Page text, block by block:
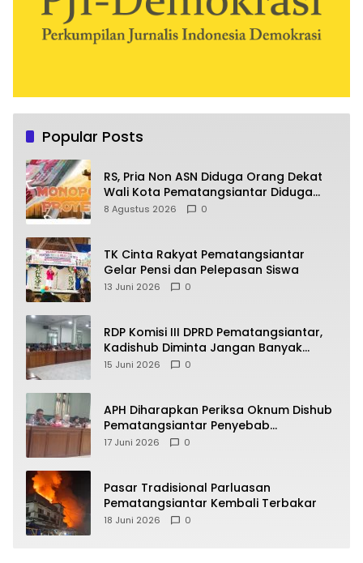
Popular Posts
RS, Pria Non ASN Diduga Orang Dekat
Wali Kota Pematangsiantar Diduga
Bagi Bagi Proyek ke Kontraktor
8 Agustus 2026 0
TK Cinta Rakyat Pematangsiantar
Gelar Pensi dan Pelepasan Siswa
13 Juni 2026 0
RDP Komisi III DPRD Pematangsiantar,
Kadishub Diminta Jangan Banyak
Alasan
15 Juni 2026 0
APH Diharapkan Periksa Oknum Dishub
Pematangsiantar Penyebab
Kebocoran PAD Retribusi Parkir
17 Juni 2026 0
Pasar Tradisional Parluasan
Pematangsiantar Kembali Terbakar
18 Juni 2026 0